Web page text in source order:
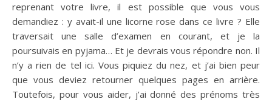
reprenant votre livre, il est possible que vous vous
demandiez : y avait-il une licorne rose dans ce livre ? Elle
traversait une salle d’examen en courant, et je la
poursuivais en pyjama… Et je devrais vous répondre non. Il
n’y a rien de tel ici. Vous piquiez du nez, et j’ai bien peur
que vous deviez retourner quelques pages en arrière.
Toutefois, pour vous aider, j’ai donné des prénoms très